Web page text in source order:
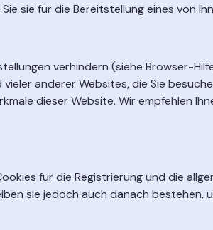
sie für die Bereitstellung eines von
verhindern (siehe Browser-
anderer Websites, die Sie
dieser Website. Wir empfehlen
für die Registrierung und die
sie jedoch auch danach